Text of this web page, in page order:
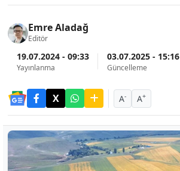
Emre Aladağ
Editör
19.07.2024 - 09:33
Yayınlanma
03.07.2025 - 15:16
Güncelleme
A- A+